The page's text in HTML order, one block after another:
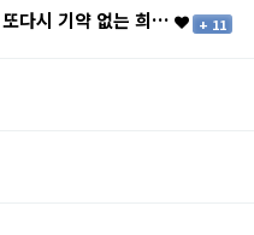
다시 기약 없는 희… + 11